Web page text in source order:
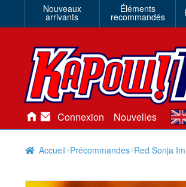
Nouveaux
arrivants
Éléments
recommandés
Connexion Nouvelles en
Accueil Précommandes Red Sonja